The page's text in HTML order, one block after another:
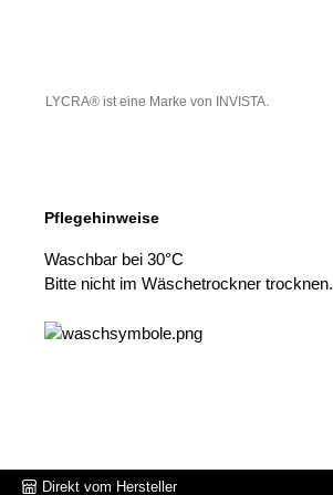
LYCRA® ist eine Marke von INVISTA.
Pflegehinweise
Waschbar bei 30°C
Bitte nicht im Wäschetrockner trocknen.
Direkt vom Hersteller